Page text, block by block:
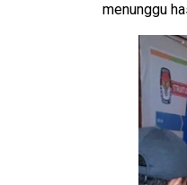
menunggu